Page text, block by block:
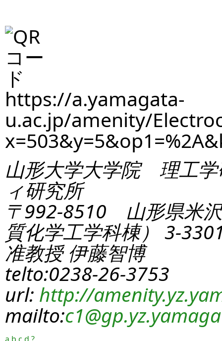
https://a.yamagata-
u.ac.jp/amenity/
山形大学大学院 理工学
ィ研究所
〒992-8510 山形県米
質化学工学科棟） 3-
准教授 伊藤智博
telto:0238-26-3753
url: http://
mailto:c1